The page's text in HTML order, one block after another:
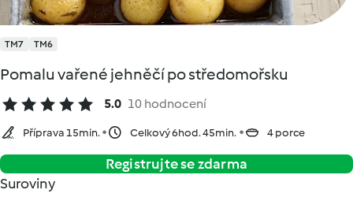
TM7 TM6
Pomalu vařené jehněčí po středomořsku
5.0 10 hodnocení
Příprava 15min. Celkový 6hod. 45min. 4 porce
Registrujte se zdarma
Suroviny